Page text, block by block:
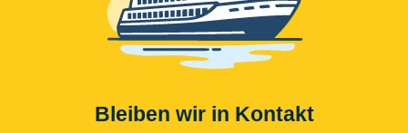
Bleiben wir in Kontakt